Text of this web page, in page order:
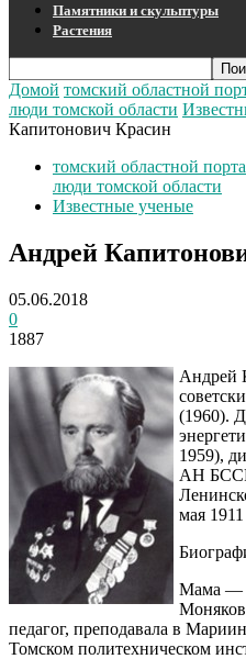
Памятники и скульптуры
Растения
Домой томский областной
люди томской области
Капитонович Красин
томский областной
люди томской области
Известные ученые
Андрей
05.06.2018
0
1887
Андрей
(1960).
1959),
АН
мая
Мама —
педагог, преподавала в
Томском политехническом